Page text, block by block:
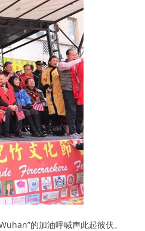
的加油呼喊声此起彼伏。